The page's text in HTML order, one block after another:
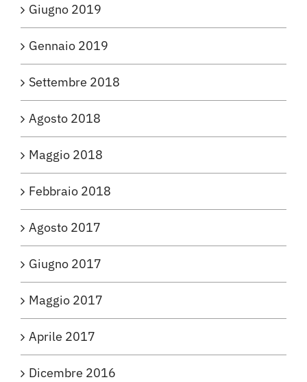
Giugno 2019
Gennaio 2019
Settembre 2018
Agosto 2018
Maggio 2018
Febbraio 2018
Agosto 2017
Giugno 2017
Maggio 2017
Aprile 2017
Dicembre 2016